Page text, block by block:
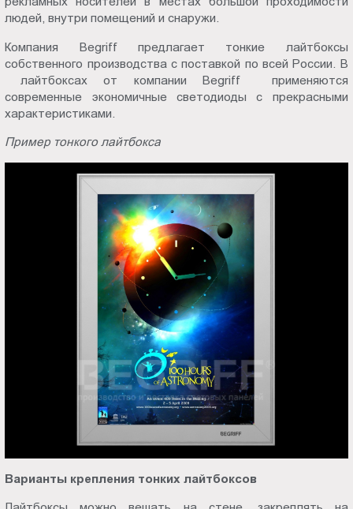
людей, внутри помещений и снаружи.
Компания Begriff предлагает тонкие лайтбоксы
собственного производства с поставкой по всей России. В
лайтбоксах от компании Begriff применяются
современные экономичные светодиоды с прекрасными
характеристиками.
Пример тонкого лайтбокса
Варианты крепления тонких лайтбоксов